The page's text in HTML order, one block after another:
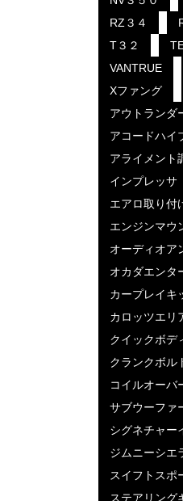
RZ３４
T３２
VANTRUE
Xファング
アウトランダ
アコードハイ
アライメント
インプレッサ
エアロ取り付
エンジンマウ
オーディオア
オカダエンタ
カープレイキ
カロッツエリ
クイックボデ
クランクボル
コイルオーバ
サブウーファ
シグネチャー
ジムニーシエ
スイフトスポ
ステアリング